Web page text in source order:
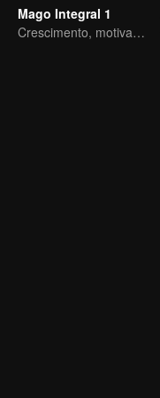
Mago Integral 1
Crescimento, motivação e auto-aperfeiçoamento